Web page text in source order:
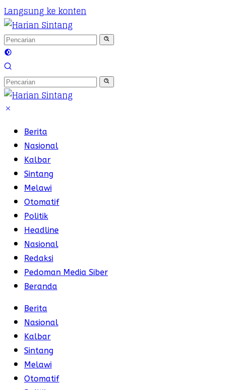
Langsung ke konten
Berita
Nasional
Kalbar
Sintang
Melawi
Otomatif
Politik
Headline
Nasional
Redaksi
Pedoman Media Siber
Beranda
Berita
Nasional
Kalbar
Sintang
Melawi
Otomatif